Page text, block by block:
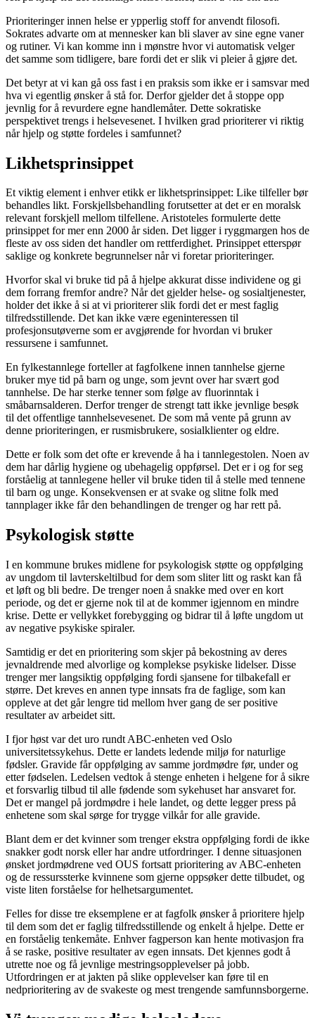
Prioriteringer innen helse er ypperlig stoff for anvendt filosofi.
Sokrates advarte om at mennesker kan bli slaver av sine egne vaner
og rutiner. Vi kan komme inn i mønstre hvor vi automatisk velger
det samme som tidligere, bare fordi det er slik vi pleier å gjøre det.
Det betyr at vi kan gå oss fast i en praksis som ikke er i samsvar med
hva vi egentlig ønsker å stå for. Derfor gjelder det å stoppe opp
jevnlig for å revurdere egne handlemåter. Dette sokratiske
perspektivet trengs i helsevesenet. I hvilken grad prioriterer vi riktig
når hjelp og støtte fordeles i samfunnet?
Likhetsprinsippet
Et viktig element i enhver etikk er likhetsprinsippet: Like tilfeller bør
behandles likt. Forskjellsbehandling forutsetter at det er en moralsk
relevant forskjell mellom tilfellene. Aristoteles formulerte dette
prinsippet for mer enn 2000 år siden. Det ligger i ryggmargen hos de
fleste av oss siden det handler om rettferdighet. Prinsippet etterspør
saklige og konkrete begrunnelser når vi foretar prioriteringer.
Hvorfor skal vi bruke tid på å hjelpe akkurat disse individene og gi
dem forrang fremfor andre? Når det gjelder helse- og sosialtjenester,
holder det ikke å si at vi prioriterer slik fordi det er mest faglig
tilfredsstillende. Det kan ikke være egeninteressen til
profesjonsutøverne som er avgjørende for hvordan vi bruker
ressursene i samfunnet.
En fylkestannlege forteller at fagfolkene innen tannhelse gjerne
bruker mye tid på barn og unge, som jevnt over har svært god
tannhelse. De har sterke tenner som følge av fluorinntak i
småbarnsalderen. Derfor trenger de strengt tatt ikke jevnlige besøk
til det offentlige tannhelsevesenet. De som må vente på grunn av
denne prioriteringen, er rusmisbrukere, sosialklienter og eldre.
Dette er folk som det ofte er krevende å ha i tannlegestolen. Noen av
dem har dårlig hygiene og ubehagelig oppførsel. Det er i og for seg
forståelig at tannlegene heller vil bruke tiden til å stelle med tennene
til barn og unge. Konsekvensen er at svake og slitne folk med
tannplager ikke får den behandlingen de trenger og har rett på.
Psykologisk støtte
I en kommune brukes midlene for psykologisk støtte og oppfølging
av ungdom til lavterskeltilbud for dem som sliter litt og raskt kan få
et løft og bli bedre. De trenger noen å snakke med over en kort
periode, og det er gjerne nok til at de kommer igjennom en mindre
krise. Dette er vellykket forebygging og bidrar til å løfte ungdom ut
av negative psykiske spiraler.
Samtidig er det en prioritering som skjer på bekostning av deres
jevnaldrende med alvorlige og komplekse psykiske lidelser. Disse
trenger mer langsiktig oppfølging fordi sjansene for tilbakefall er
større. Det kreves en annen type innsats fra de faglige, som kan
oppleve at det går lengre tid mellom hver gang de ser positive
resultater av arbeidet sitt.
I fjor høst var det uro rundt ABC-enheten ved Oslo
universitetssykehus. Dette er landets ledende miljø for naturlige
fødsler. Gravide får oppfølging av samme jordmødre før, under og
etter fødselen. Ledelsen vedtok å stenge enheten i helgene for å sikre
et forsvarlig tilbud til alle fødende som sykehuset har ansvaret for.
Det er mangel på jordmødre i hele landet, og dette legger press på
enhetene som skal sørge for trygge vilkår for alle gravide.
Blant dem er det kvinner som trenger ekstra oppfølging fordi de ikke
snakker godt norsk eller har andre utfordringer. I denne situasjonen
ønsket jordmødrene ved OUS fortsatt prioritering av ABC-enheten
og de ressurssterke kvinnene som gjerne oppsøker dette tilbudet, og
viste liten forståelse for helhetsargumentet.
Felles for disse tre eksemplene er at fagfolk ønsker å prioritere hjelp
til dem som det er faglig tilfredsstillende og enkelt å hjelpe. Dette er
en forståelig tenkemåte. Enhver fagperson kan hente motivasjon fra
å se raske, positive resultater av egen innsats. Det kjennes godt å
utrette noe og få jevnlige mestringsopplevelser på jobb.
Utfordringen er at jakten på slike opplevelser kan føre til en
nedprioritering av de svakeste og mest trengende samfunnsborgerne.